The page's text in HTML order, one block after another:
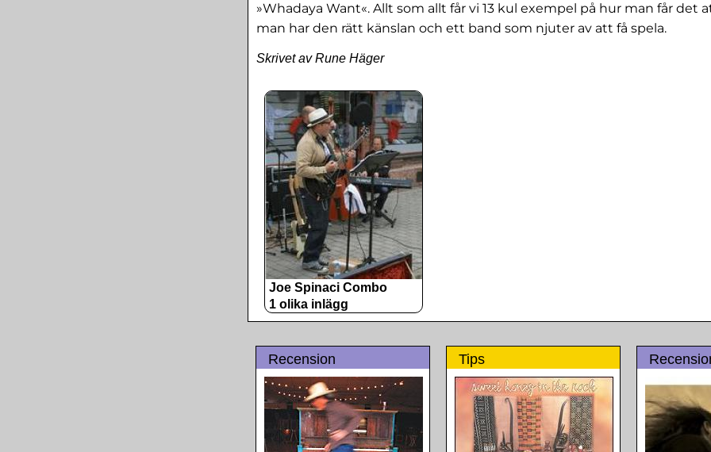
»Whadaya Want«. Allt som allt får vi 13 kul exempel på hur man får det
man har den rätt känslan och ett band som njuter av att få spela.
Skrivet av Rune Häger
Joe Spinaci Combo
1 olika inlägg
Recension Tips